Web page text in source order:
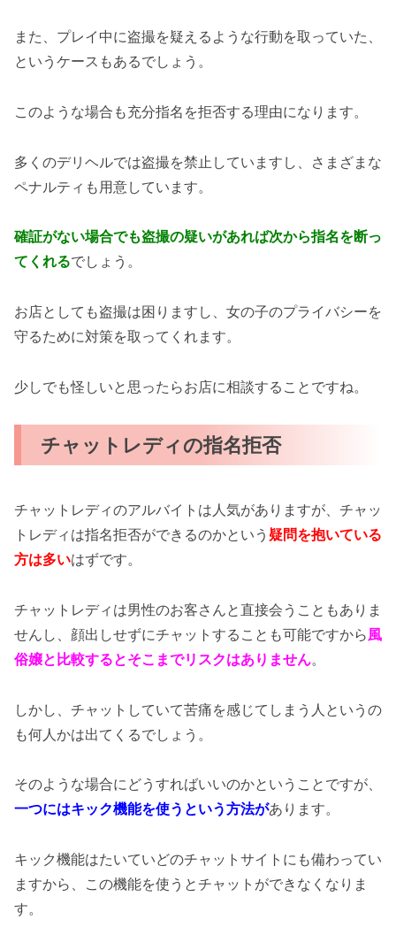
また、プレイ中に盗撮を疑えるような行動を取っていた、
というケースもあるでしょう。
このような場合も充分指名を拒否する理由になります。
多くのデリヘルでは盗撮を禁止していますし、さまざまな
ペナルティも用意しています。
確証がない場合でも盗撮の疑いがあれば次から指名を断っ
てくれるでしょう。
お店としても盗撮は困りますし、女の子のプライバシーを
守るために対策を取ってくれます。
少しでも怪しいと思ったらお店に相談することですね。
チャットレディの指名拒否
チャットレディのアルバイトは人気がありますが、チャッ
トレディは指名拒否ができるのかという 疑問を抱いている
方は多いはずです。
チャットレディは男性のお客さんと直接会うこともありま
せんし、顔出しせずにチャットすることも可能ですから風
俗嬢と比較するとそこまでリスクはありません。
しかし、チャットしていて苦痛を感じてしまう人というの
も何人かは出てくるでしょう。
そのような場合にどうすればいいのかということですが、
一つにはキック機能を使うという方法があります。
キック機能はたいていどのチャットサイトにも備わってい
ますから、この機能を使うとチャットができなくなりま
す。